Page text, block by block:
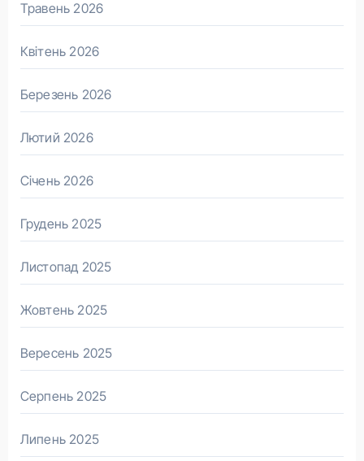
Травень 2026
Квітень 2026
Березень 2026
Лютий 2026
Січень 2026
Грудень 2025
Листопад 2025
Жовтень 2025
Вересень 2025
Серпень 2025
Липень 2025